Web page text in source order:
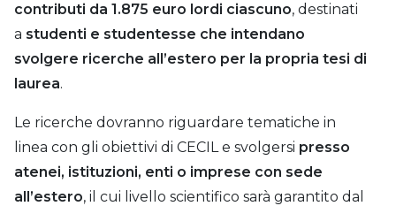
contributi da 1.875 euro lordi ciascuno, destinati
a studenti e studentesse che intendano
svolgere ricerche all’estero per la propria tesi di
laurea.
Le ricerche dovranno riguardare tematiche in
linea con gli obiettivi di CECIL e svolgersi presso
atenei, istituzioni, enti o imprese con sede
all’estero, il cui livello scientifico sarà garantito dal